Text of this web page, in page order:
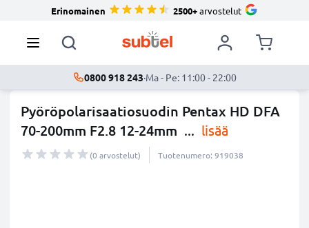
Erinomainen 2500+arvostelut
0800 918 243·Ma - Pe: 11:00 - 22:00
Pyöröpolarisaatiosuodin Pentax HD DFA
70-200mm F2.8 12-24mm ... lisää
(0 arvostelut) Tuotenumero: 919038